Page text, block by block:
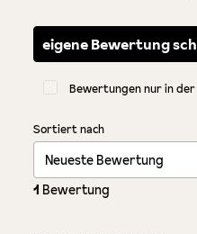
eigene Bewertung
Bewertungen nur in
Sortiert nach
1 Bewertung